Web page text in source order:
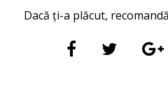
Dacă ți-a plăcut,